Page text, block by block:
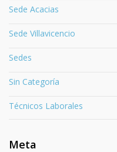
Sede Acacias
Sede Villavicencio
Sedes
Sin Categoría
Técnicos Laborales
Meta